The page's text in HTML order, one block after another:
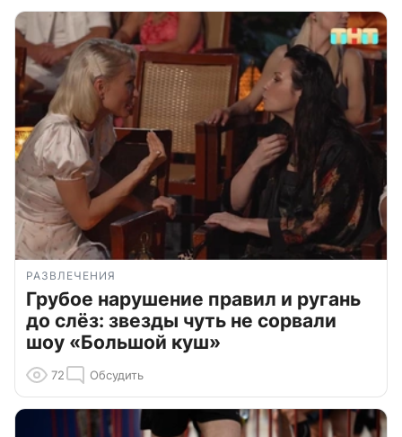
РАЗВЛЕЧЕНИЯ
Грубое нарушение правил и ругань
до слёз: звезды чуть не сорвали
шоу «Большой куш»
72 Обсудить